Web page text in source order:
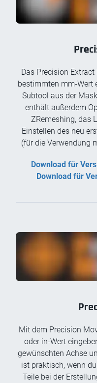
Das Precision
bestimmten mm-Wert
Subtool aus der
enthält außerdem
ZRemeshing, das
Einstellen des neu
(für die Verwendung
Download für
Download für
Mit dem Precision
oder in-Wert
gewünschten Achse
ist praktisch, wenn
Teile bei der